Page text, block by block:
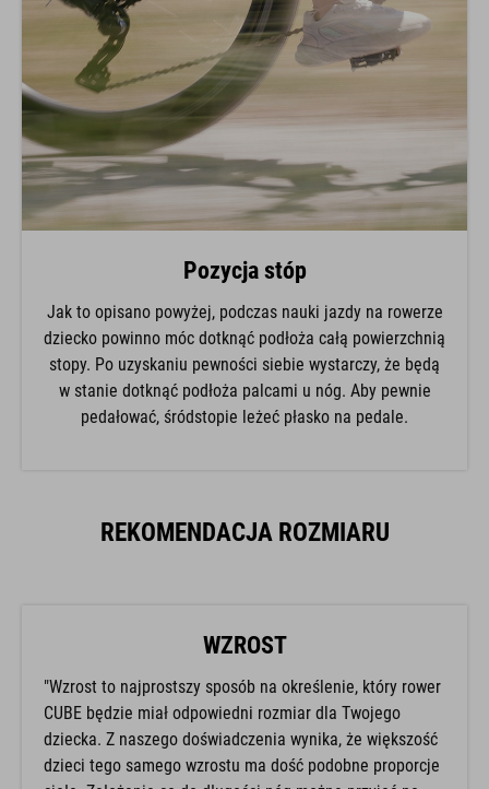
Pozycja stóp
Jak to opisano powyżej, podczas nauki jazdy na rowerze
dziecko powinno móc dotknąć podłoża całą powierzchnią
stopy. Po uzyskaniu pewności siebie wystarczy, że będą
w stanie dotknąć podłoża palcami u nóg. Aby pewnie
pedałować, śródstopie leżeć płasko na pedale.
REKOMENDACJA ROZMIARU
WZROST
"Wzrost to najprostszy sposób na określenie, który rower
CUBE będzie miał odpowiedni rozmiar dla Twojego
dziecka. Z naszego doświadczenia wynika, że większość
dzieci tego samego wzrostu ma dość podobne proporcje
ciała. Założenia co do długości nóg można przyjąć na